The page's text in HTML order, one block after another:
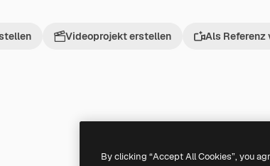
Videoprojekt erstellen Als Referenz
By clicking “Accept All Cookies”, you